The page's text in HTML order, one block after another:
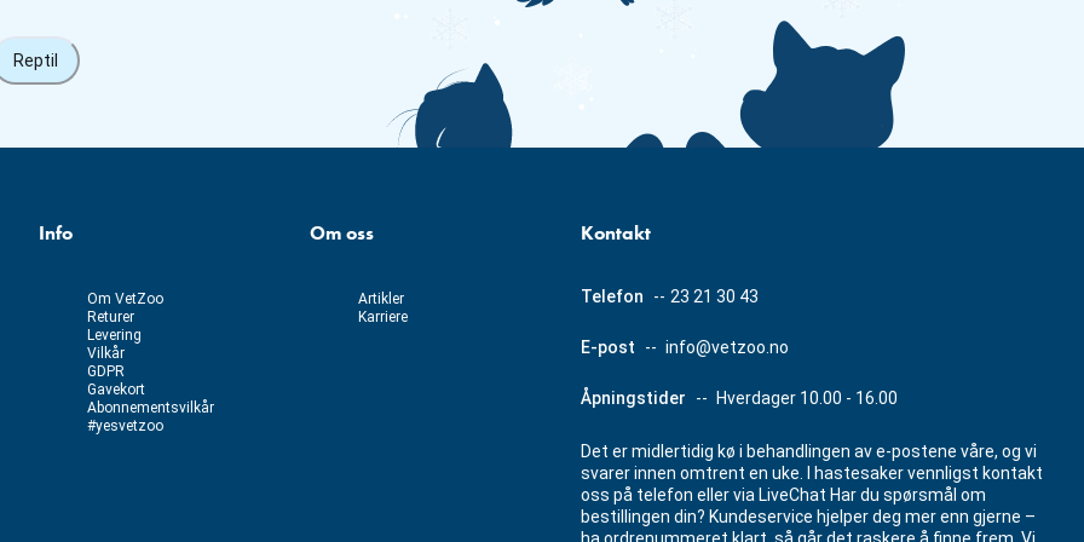
Reptil
Info
Om VetZoo
Returer
Levering
Vilkår
GDPR
Gavekort
Abonnementsvilkår
#yesvetzoo
Om oss
Artikler
Karriere
Kontakt
Telefon -- 23 21 30 43
E-post -- info@vetzoo.no
Åpningstider -- Hverdager 10.00 - 16.00
Det er midlertidig kø i behandlingen av e-postene våre, og vi
svarer innen omtrent en uke. I hastesaker vennligst kontakt
oss på telefon eller via LiveChat Har du spørsmål om
bestillingen din? Kundeservice hjelper deg mer enn gjerne –